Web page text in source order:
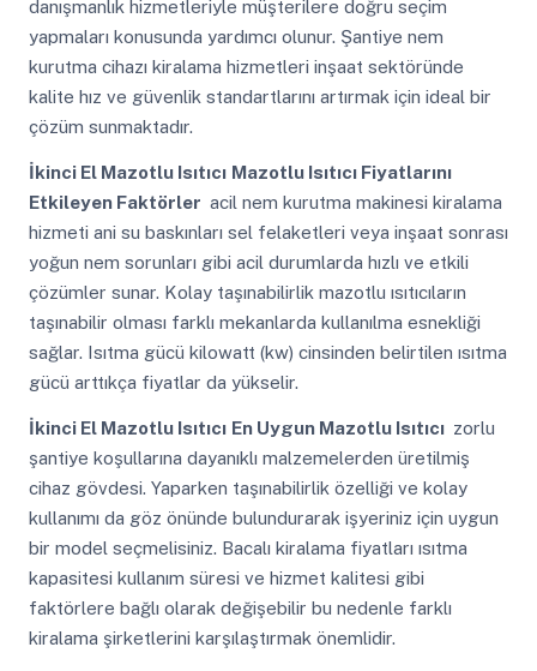
danışmanlık hizmetleriyle müşterilere doğru seçim
yapmaları konusunda yardımcı olunur. Şantiye nem
kurutma cihazı kiralama hizmetleri inşaat sektöründe
kalite hız ve güvenlik standartlarını artırmak için ideal bir
çözüm sunmaktadır.
İkinci El Mazotlu Isıtıcı Mazotlu Isıtıcı Fiyatlarını
Etkileyen Faktörler acil nem kurutma makinesi kiralama
hizmeti ani su baskınları sel felaketleri veya inşaat sonrası
yoğun nem sorunları gibi acil durumlarda hızlı ve etkili
çözümler sunar. Kolay taşınabilirlik mazotlu ısıtıcıların
taşınabilir olması farklı mekanlarda kullanılma esnekliği
sağlar. Isıtma gücü kilowatt (kw) cinsinden belirtilen ısıtma
gücü arttıkça fiyatlar da yükselir.
İkinci El Mazotlu Isıtıcı En Uygun Mazotlu Isıtıcı zorlu
şantiye koşullarına dayanıklı malzemelerden üretilmiş
cihaz gövdesi. Yaparken taşınabilirlik özelliği ve kolay
kullanımı da göz önünde bulundurarak işyeriniz için uygun
bir model seçmelisiniz. Bacalı kiralama fiyatları ısıtma
kapasitesi kullanım süresi ve hizmet kalitesi gibi
faktörlere bağlı olarak değişebilir bu nedenle farklı
kiralama şirketlerini karşılaştırmak önemlidir.